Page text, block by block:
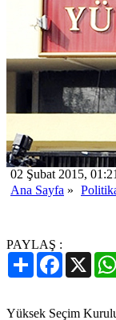
02 Şubat 2015, 01:21
Ana Sayfa »
PAYLAŞ :
PaylaşFacebook
X
Yüksek Seçim